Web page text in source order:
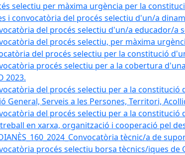
selectiu per màxima urgència per la
i convocatòria del procés selectiu d'un/a
del procés selectiu d'un/a educador/
del procés selectiu, per màxima
del procés selectiu per la constitució
procés selectiu per a la cobertura
2023.
del procés selectiu per a la
General, Serveis a les Persones, Territori,
del procés selectiu per a la
en xarxa, organització i cooperació pel
tècnic/a de
procés selectiu borsa tècnics/iques de